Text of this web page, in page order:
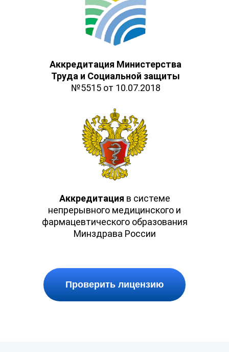
Аккредитация Министерства
Труда и Социальной защиты
№5515 от 10.07.2018
Аккредитация в системе
непрерывного медицинского и
фармацевтического образования
Минздрава России
Проверить лицензию